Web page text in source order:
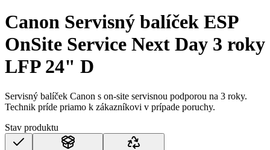
Canon Servisný balíček ESP
OnSite Service Next Day 3 roky
LFP 24" D
Servisný balíček Canon s on-site servisnou podporou na 3 roky.
Technik príde priamo k zákazníkovi v prípade poruchy.
Stav produktu